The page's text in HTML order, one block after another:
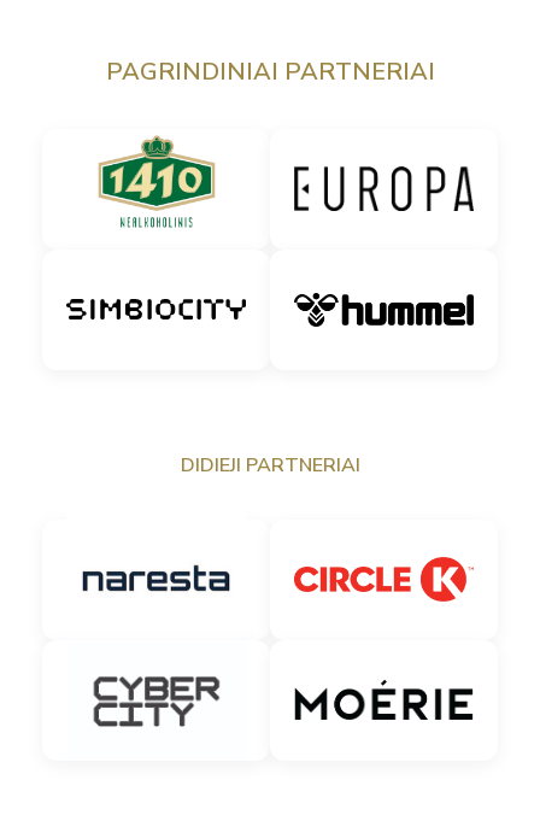
PAGRINDINIAI PARTNERIAI
DIDIEJI PARTNERIAI